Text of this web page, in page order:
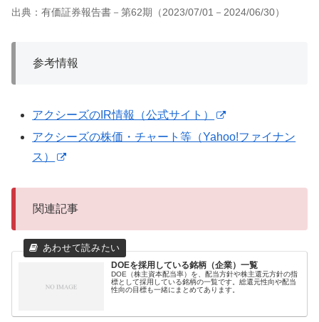
出典：有価証券報告書－第62期（2023/07/01－2024/06/30）
参考情報
アクシーズのIR情報（公式サイト）
アクシーズの株価・チャート等（Yahoo!ファイナン
ス）
関連記事
DOEを採用している銘柄（企業）一覧
DOE（株主資本配当率）を、配当方針や株主還元方針の指
標として採用している銘柄の一覧です。総還元性向や配当
性向の目標も一緒にまとめてあります。